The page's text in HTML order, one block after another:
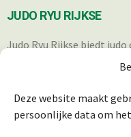
Deze website maakt
persoonlijke data om
JUDO RYU RIJKSE
Judo Ryu Rijkse biedt
Iedereen die op een